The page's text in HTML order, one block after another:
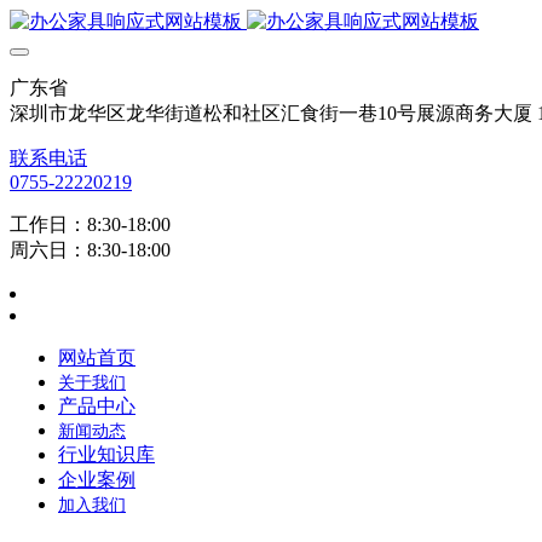
广东省
深圳市龙华区龙华街道松和社区汇食街一巷10号展源商务大厦
联系电话
0755-22220219
工作日：8:30-18:00
周六日：8:30-18:00
网站首页
关于我们
产品中心
新闻动态
行业知识库
企业案例
加入我们